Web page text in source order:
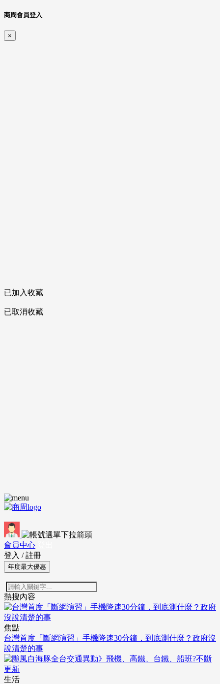
商周會員登入
×
已加入收藏
已取消收藏
會員中心
登入 / 註冊
年度最大優惠
熱搜內容
焦點
台灣首度「斷網演習」手機降速30分鐘，到底測什麼？政府沒
說清楚的事
生活